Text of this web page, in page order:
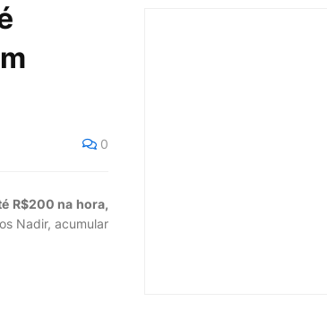
0
R$200 na hora,
Nadir, acumular